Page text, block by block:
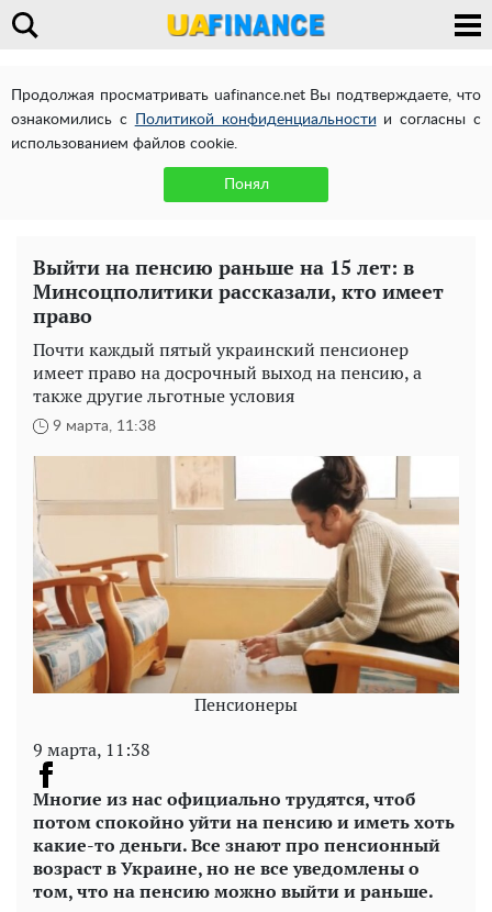
Продолжая просматривать uafinance.net Вы подтверждаете, что
ознакомились с
Политикой конфиденциальности и согласны с
использованием файлов cookie.
Понял
Выйти на пенсию раньше на 15 лет: в
Минсоцполитики рассказали, кто имеет
право
Почти каждый пятый украинский пенсионер
имеет право на досрочный выход на пенсию, а
также другие льготные условия
9 марта, 11:38
Пенсионеры
9 марта, 11:38
Многие из нас официально трудятся, чтоб
потом спокойно уйти на пенсию и иметь хоть
какие-то деньги. Все знают про пенсионный
возраст в Украине, но не все уведомлены о
том, что на пенсию можно выйти и раньше.